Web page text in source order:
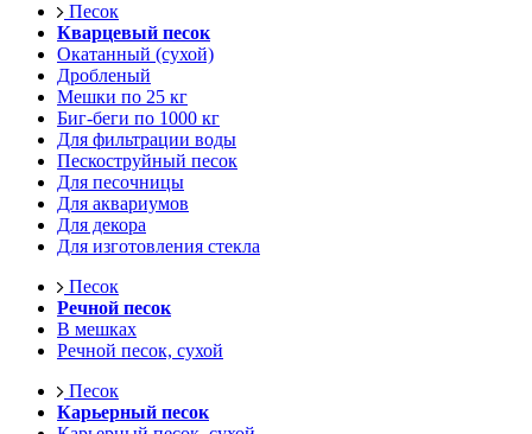
Песок
Кварцевый песок
Окатанный (сухой)
Дробленый
Мешки по 25 кг
Биг-беги по 1000 кг
Для фильтрации воды
Пескоструйный песок
Для песочницы
Для аквариумов
Для декора
Для изготовления стекла
Песок
Речной песок
В мешках
Речной песок, сухой
Песок
Карьерный песок